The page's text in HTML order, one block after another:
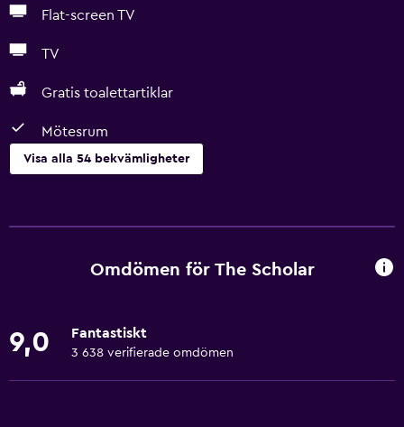
Flat-screen TV
TV
Gratis toalettartiklar
Mötesrum
Visa alla 54 bekvämligheter
Gratis WiFi
Gratis toalettartiklar
Omdömen för The Scholar
9,0 Fantastiskt
3 638 verifierade omdömen